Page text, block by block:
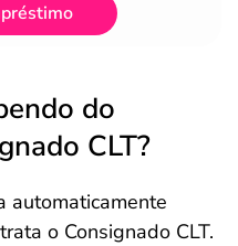
do
CLT?
automaticamente
o Consignado CLT.